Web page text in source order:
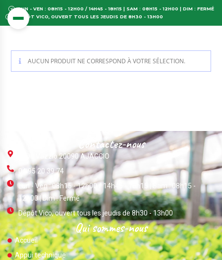
LUN - VEN : 08H15 - 12H00 / 14H45 - 18H15 | SAM : 08H15 - 12H00 | DIM : FERMÉ
DÉPÔT VICO, OUVERT TOUS LES JEUDIS DE 8H30 - 13H00
AUCUN PRODUIT NE CORRESPOND À VOTRE SÉLECTION.
Contactez-nous
ZI Du Vazzio 20090 AJACCIO
04 95 20 39 74
Lun - Ven : 08h15 - 12h00 / 14h45 - 18h15 | Sam : 08h15 -
12h00 | Dim : Fermé
Dépôt Vico, ouvert tous les jeudis de 8h30 - 13h00
Qui sommes-nous
Accueil
Appui technique